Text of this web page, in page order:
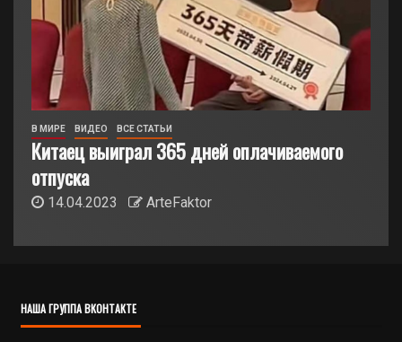
В МИРЕ ВИДЕО ВСЕ СТАТЬИ
Китаец выиграл 365 дней оплачиваемого
отпуска
14.04.2023 ArteFaktor
НАША ГРУППА ВКОНТАКТЕ